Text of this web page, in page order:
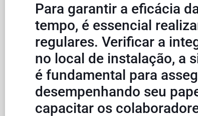
Para garantir a eficácia
tempo, é essencial
regulares. Verificar a
no local de instalação, a
é fundamental para
desempenhando seu
capacitar os